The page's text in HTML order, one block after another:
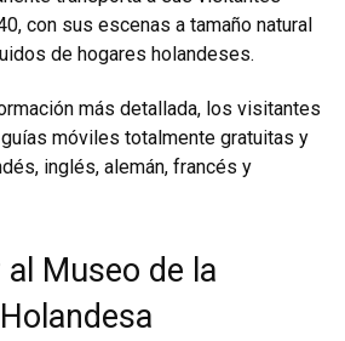
con sus escenas a tamaño natural
de hogares holandeses.
más detallada, los visitantes
móviles totalmente gratuitas y
inglés, alemán, francés y
Museo de la